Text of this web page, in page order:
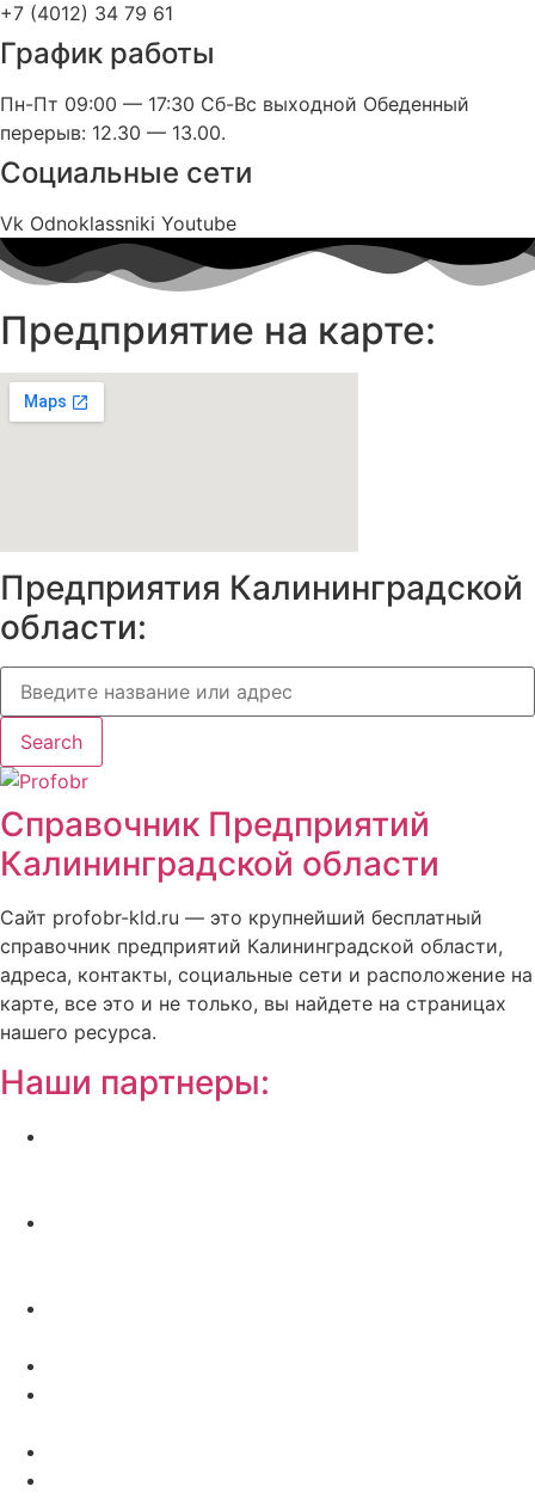
+7 (4012) 34 79 61
График работы
Пн-Пт 09:00 — 17:30 Сб-Вс выходной Обеденный
перерыв: 12.30 — 13.00.
Социальные сети
Vk Odnoklassniki Youtube
Предприятие на карте:
Предприятия Калининградской
области:
Search
Справочник Предприятий
Калининградской области
Сайт profobr-kld.ru — это крупнейший бесплатный
справочник предприятий Калининградской области,
адреса, контакты, социальные сети и расположение на
карте, все это и не только, вы найдете на страницах
нашего ресурса.
Наши партнеры: